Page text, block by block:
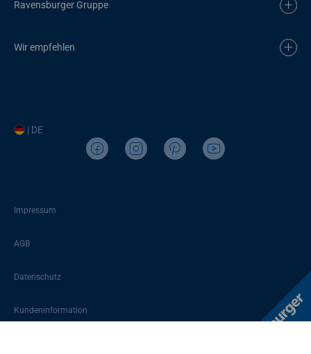
Ravensburger Gruppe
Wir empfehlen
| DE
Impressum
AGB
Datenschutz
Kundeninformation